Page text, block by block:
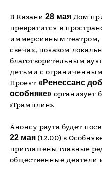
В Казани 28 мая Дом
превратится в
иммерсивным театром,
свечах, показом
благотворительным
детьми с
Проект «Ренессанс
особняке» организует
«Трамплин».
Анонсу раута будет
22 мая (12.00) в
приглашены главные
общественные деятели